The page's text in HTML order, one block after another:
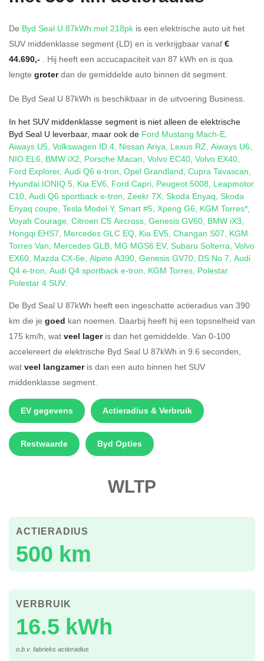
De Byd Seal U 87kWh met 218pk is een elektrische auto uit het
SUV middenklasse segment (LD) en is verkrijgbaar vanaf €
44.690,- . Hij heeft een accucapaciteit van 87 kWh en is qua
lengte groterdan de gemiddelde auto binnen dit segment.
De Byd Seal U 87kWh is beschikbaar in de uitvoering Business.
In het SUV middenklasse segment is niet alleen de elektrische
Byd Seal U leverbaar, maar ook de Ford Mustang Mach-E,
Aiways U5, Volkswagen ID.4, Nissan Ariya, Lexus RZ, Aiways U6,
NIO EL6, BMW iX2, Porsche Macan, Volvo EC40, Volvo EX40,
Ford Explorer, Audi Q6 e-tron, Opel Grandland, Cupra Tavascan,
Hyundai IONIQ 5, Kia EV6, Ford Capri, Peugeot 5008, Leapmotor
C10, Audi Q6 sportback e-tron, Zeekr 7X, Skoda Enyaq, Skoda
Enyaq coupe, Tesla Model Y, Smart #5, Xpeng G6, KGM Torres*,
Voyah Courage, Citroen C5 Aircross, Genesis GV60, BMW iX3,
Hongqi EHS7, Mercedes GLC EQ, Kia EV5, Changan S07, KGM
Torres Van, Mercedes GLB, MG MGS6 EV, Subaru Solterra, Volvo
EX60, Mazda CX-6e, Alpine A390, Genesis GV70, DS No 7, Audi
Q4 e-tron, Audi Q4 sportback e-tron, KGM Torres, Polestar
Polestar 4 SUV.
De Byd Seal U 87kWh heeft een ingeschatte actieradius van 390
km die je goed kan noemen. Daarbij heeft hij een topsnelheid van
175 km/h, wat veel lageris dan het gemiddelde. Van 0-100
accelereert de elektrische Byd Seal U 87kWh in 9.6 seconden,
wat veel langzameris dan een auto binnen het SUV
middenklasse segment.
EV gegevens Actieradius & Verbruik
Restwaarde Byd Opties
WLTP
500 km
ACTIERADIUS
16.5 kWh
VERBRUIK
o.b.v. fabrieks actieradius